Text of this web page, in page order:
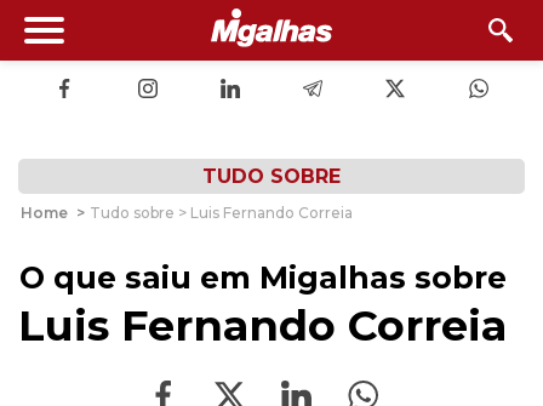
TUDO SOBRE
Home > Tudo sobre > Luis Fernando Correia
O que saiu em Migalhas sobre
Luis Fernando Correia